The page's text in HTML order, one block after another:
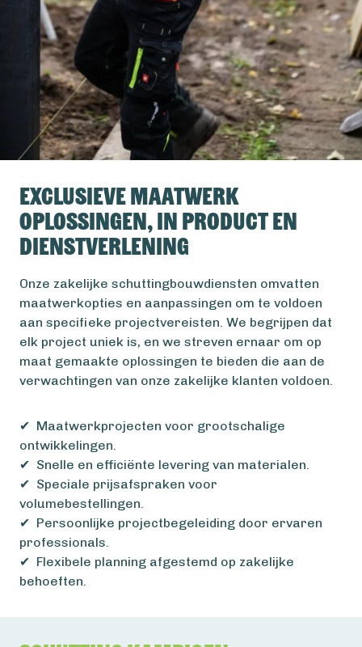
Exclusieve maatwerk
oplossingen, in product en
dienstverlening
Onze zakelijke schuttingbouwdiensten omvatten
maatwerkopties en aanpassingen om te voldoen
aan specifieke projectvereisten. We begrijpen dat
elk project uniek is, en we streven ernaar om op
maat gemaakte oplossingen te bieden die aan de
verwachtingen van onze zakelijke klanten voldoen.
✔ Maatwerkprojecten voor grootschalige
ontwikkelingen.
✔ Snelle en efficiënte levering van materialen.
✔ Speciale prijsafspraken voor
volumebestellingen.
✔ Persoonlijke projectbegeleiding door ervaren
professionals.
✔ Flexibele planning afgestemd op zakelijke
behoeften.